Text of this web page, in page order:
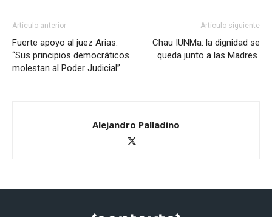
Artículo anterior
Fuerte apoyo al juez Arias:
“Sus principios democráticos
molestan al Poder Judicial”
Artículo siguiente
Chau IUNMa: la dignidad se
queda junto a las Madres
Alejandro Palladino